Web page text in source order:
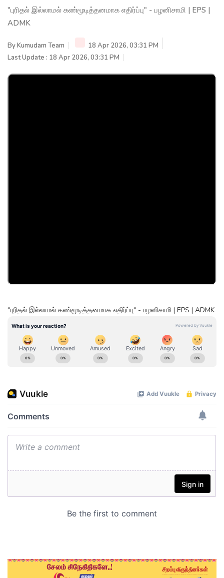
"புரிதல் இல்லாமல் கண்மூடித்தனமாக எதிர்ப்பு" - பழனிசாமி | EPS |
ADMK
ByKumudam Team
18 Apr 2026, 03:31 PM
Last Update : 18 Apr 2026, 03:31 PM
"புரிதல் இல்லாமல் கண்மூடித்தனமாக எதிர்ப்பு" - பழனிசாமி | EPS | ADMK